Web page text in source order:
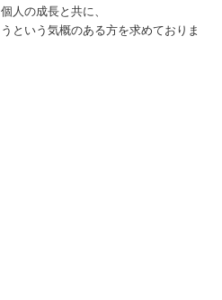
人の成長と共に、
という気概のある方を求めておりま